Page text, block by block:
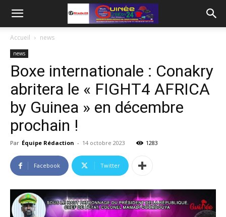
Accueil news
news
Boxe internationale : Conakry
abritera le « FIGHT4 AFRICA
by Guinea » en décembre
prochain !
Par Équipe Rédaction - 14 octobre 2023 1283
Facebook Twitter